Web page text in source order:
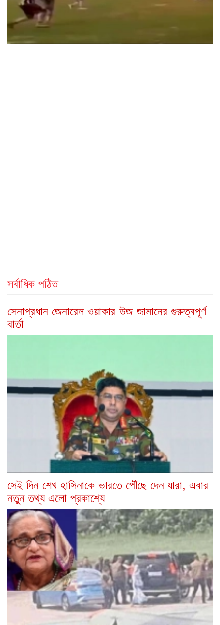
সর্বাধিক পঠিত
সেনাপ্রধান জেনারেল ওয়াকার-উজ-জামানের গুরুত্বপূর্ণ
বার্তা
সেই দিন শেখ হাসিনাকে ভারতে পৌঁছে দেন যারা, এবার
নতুন তথ্য এলো প্রকাশ্যে